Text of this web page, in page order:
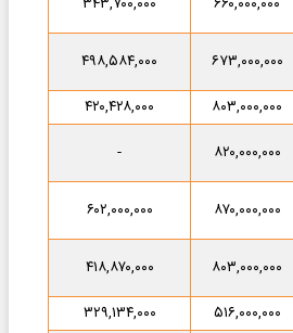
۶۷۳,۰۰۰,۰۰۰
۴۹۸,۵۸۴,۰۰۰
۸۰۳,۰۰۰,۰۰۰
۴۲۰,۴۲۸,۰۰۰
۸۲۰,۰۰۰,۰۰۰
-
۸۷۰,۰۰۰,۰۰۰
۶۰۲,۰۰۰,۰۰۰
۸۰۳,۰۰۰,۰۰۰
۴۱۸,۸۷۰,۰۰۰
۵۱۶,۰۰۰,۰۰۰
۳۲۹,۱۳۴,۰۰۰